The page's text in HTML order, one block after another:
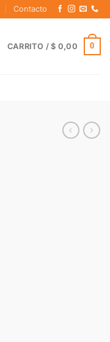
Contacto
CARRITO /$ 0,00 0